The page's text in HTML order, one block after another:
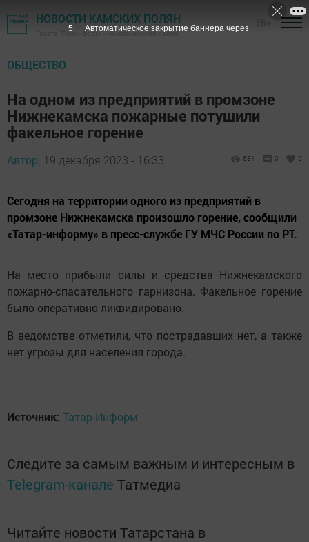
НОВОСТИ КАМСКИХ ПОЛЯН
Газета "Посинформ" - Нижнекамский район
ОБЩЕСТВО
На одном из предприятий в промзоне
Нижнекамска пожарные потушили
факельное горение
Автор, 19 декабря 2023 - 16:33 631 0 0
Сегодня на территории одного из предприятий в
промзоне Нижнекамска произошло горение, сообщили
«Татар-информу» в пресс-службе ГУ МЧС России по РТ.
На место прибыли силы и средства Нижнекамского
пожарно-спасательного гарнизона. Факельное горение
было оперативно ликвидировано.
В ведомстве отметили, что пострадавших нет, а также
нет угрозы для населения города.
Источник: Татар-Информ
Следите за самым важным и интересным в
Telegram-канале Татмедиа
Читайте новости Татарстана в
4 Автоматическое закрытие баннера через